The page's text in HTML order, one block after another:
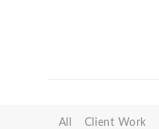
All Client Work